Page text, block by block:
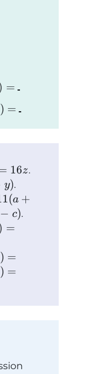
=
) =
16z.
y).
(a +
− c).
=
) =
) =